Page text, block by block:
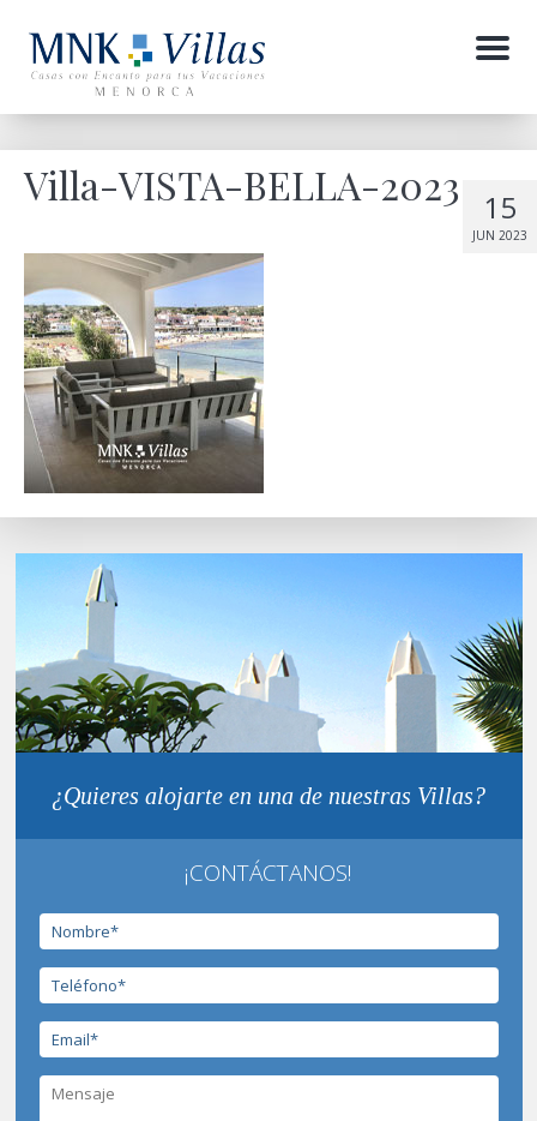
Menu
15
JUN 2023
Villa-VISTA-BELLA-2023
¿Quieres alojarte en una de nuestras Villas?
¡CONTÁCTANOS!